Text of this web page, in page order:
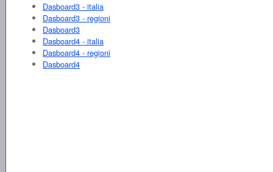
Dasboard3 - italia
Dasboard3 - regioni
Dasboard3
Dasboard4 - italia
Dasboard4 - regioni
Dasboard4